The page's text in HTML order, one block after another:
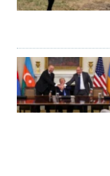
«Ազատության»